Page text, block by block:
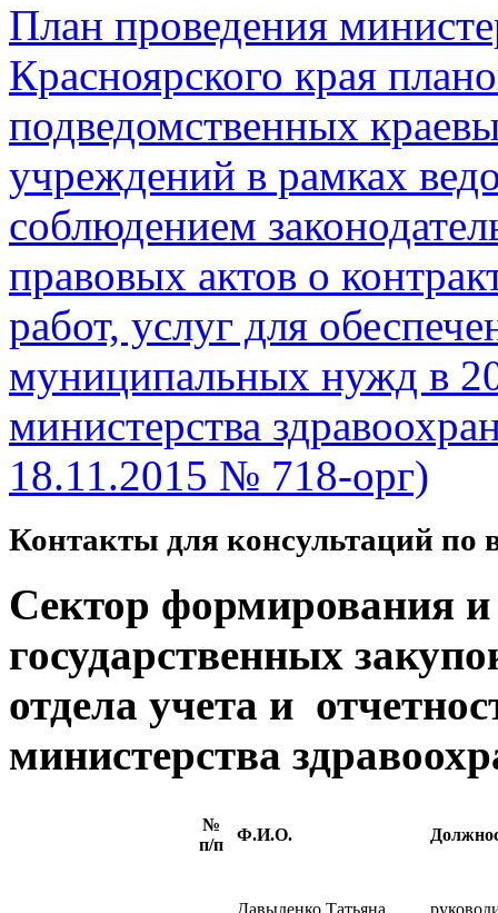
План проведения
Красноярского края
подведомственных
учреждений в рамках
соблюдением
правовых актов о
работ, услуг для
муниципальных нужд в
министерства
18.11.2015 № 718-орг)
Контакты для консультаций по
Сектор формирования
государственных
отдела учета и
министерства
№
п/п
Ф.И.О.
Давыденко Татьяна